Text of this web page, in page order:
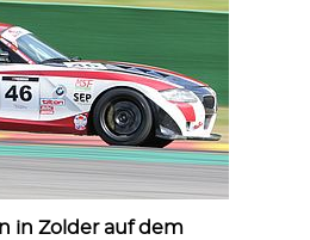
in Zolder auf dem